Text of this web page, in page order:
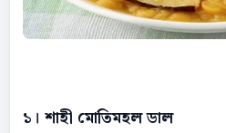
১। শাহী মোতিমহল ডাল